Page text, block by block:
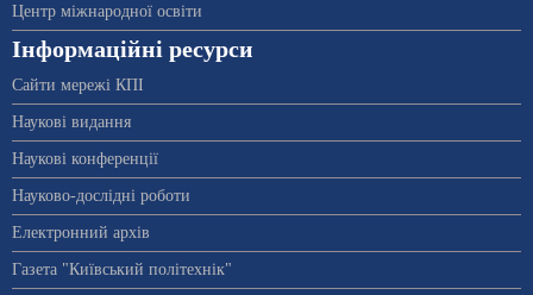
Центр міжнародної освіти
Інформаційні ресурси
Сайти мережі КПІ
Наукові видання
Наукові конференції
Науково-дослідні роботи
Електронний архів
Газета "Київський політехнік"